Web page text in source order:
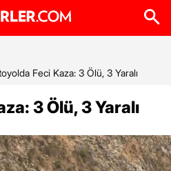
Feci Kaza: 3 Ölü, 3 Yaralı
3 Ölü, 3 Yaralı